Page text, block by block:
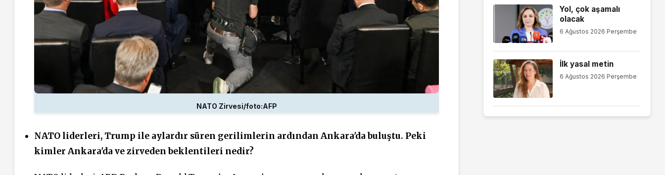
NATO Zirvesi/foto:AFP
NATO liderleri, Trump ile aylardır süren gerilimlerin ardından Ankara'da buluştu. Peki
kimler Ankara'da ve zirveden beklentileri nedir?
Yol, çok aşamalı
olacak
6 Ağustos 2026 Perşembe
İlk yasal metin
6 Ağustos 2026 Perşembe